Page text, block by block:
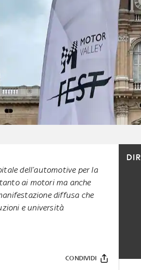
dell’automotive per la
ai motori ma anche
diffusa che
e università
CONDIVIDI